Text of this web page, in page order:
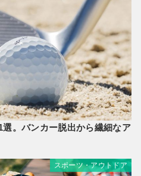
。バンカー脱出から繊細なア
スポーツ・アウトドア